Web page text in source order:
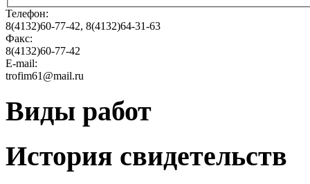
Телефон:
8(4132)60-77-42, 8(4132)64-31-63
Факс:
8(4132)60-77-42
E-mail:
trofim61@mail.ru
Виды работ
История свидетельств